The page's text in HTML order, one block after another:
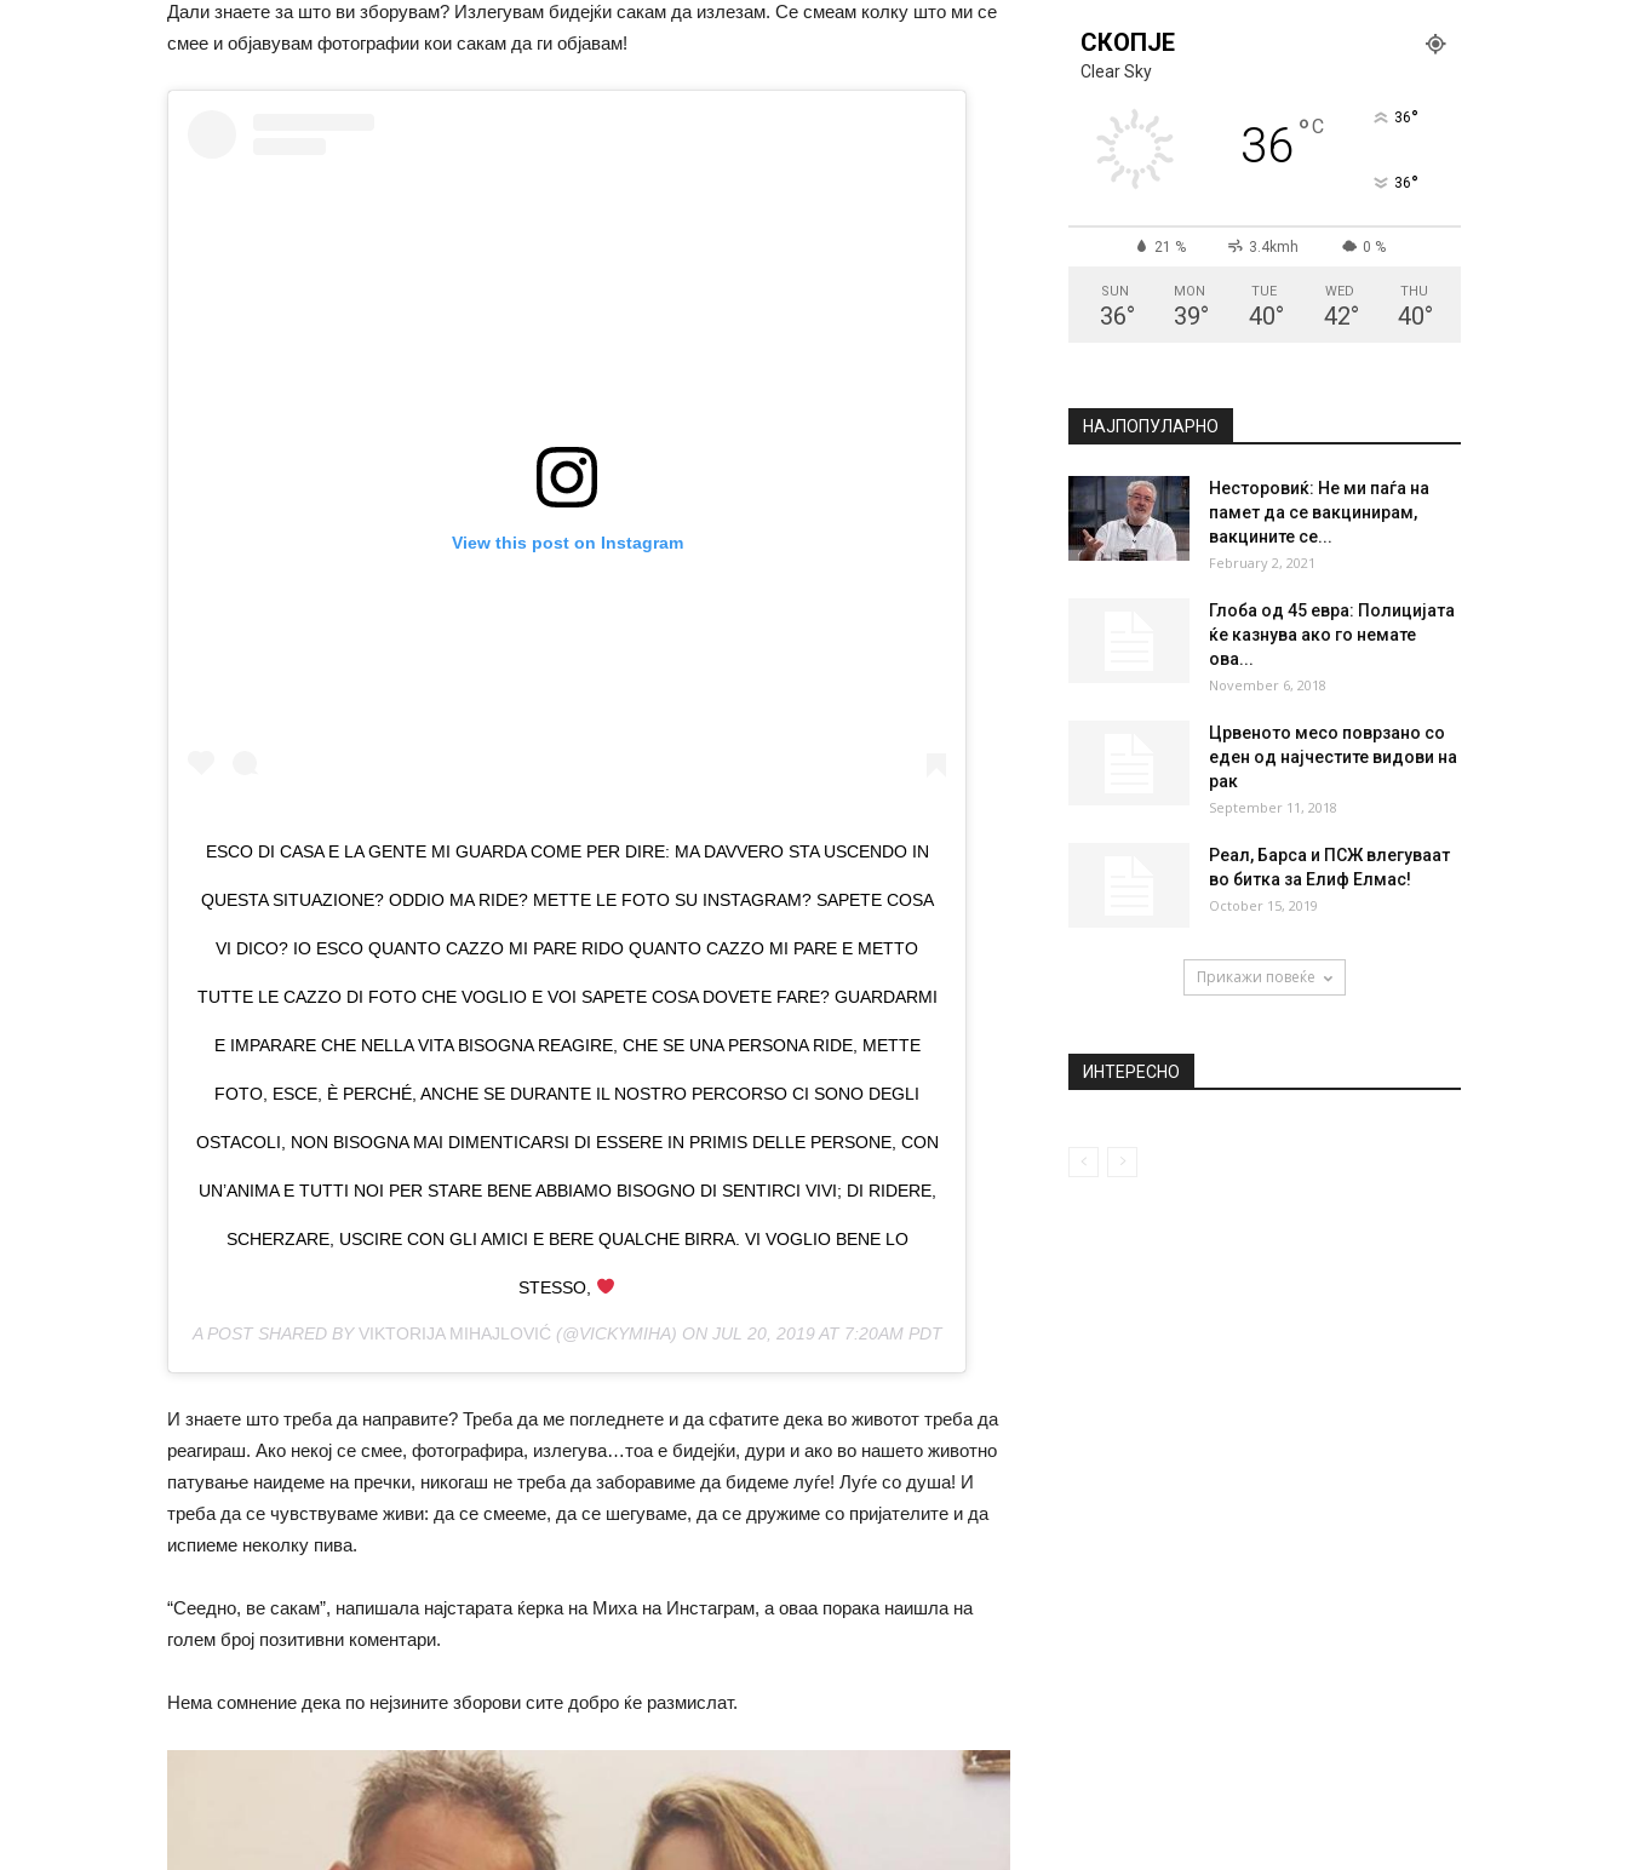
Дали знаете за што ви зборувам? Излегувам бидејќи сакам да излезам. Се смеам колку што ми се
смее и објавувам фотографии кои сакам да ги објавам!
View this post on Instagram
ESCO DI CASA E LA GENTE MI GUARDA COME PER DIRE: MA DAVVERO STA USCENDO IN
QUESTA SITUAZIONE? ODDIO MA RIDE? METTE LE FOTO SU INSTAGRAM? SAPETE COSA
VI DICO? IO ESCO QUANTO CAZZO MI PARE RIDO QUANTO CAZZO MI PARE E METTO
TUTTE LE CAZZO DI FOTO CHE VOGLIO E VOI SAPETE COSA DOVETE FARE? GUARDARMI
E IMPARARE CHE NELLA VITA BISOGNA REAGIRE, CHE SE UNA PERSONA RIDE, METTE
FOTO, ESCE, È PERCHÉ, ANCHE SE DURANTE IL NOSTRO PERCORSO CI SONO DEGLI
OSTACOLI, NON BISOGNA MAI DIMENTICARSI DI ESSERE IN PRIMIS DELLE PERSONE, CON
UN’ANIMA E TUTTI NOI PER STARE BENE ABBIAMO BISOGNO DI SENTIRCI VIVI; DI RIDERE,
SCHERZARE, USCIRE CON GLI AMICI E BERE QUALCHE BIRRA. VI VOGLIO BENE LO
STESSO,
A POST SHARED BYVIKTORIJA MIHAJLOVIĆ (@VICKYMIHA) ON JUL 20, 2019 AT 7:20AM PDT
И знаете што треба да направите? Треба да ме погледнете и да сфатите дека во животот треба да
реагираш. Ако некој се смее, фотографира, излегува…тоа е бидејќи, дури и ако во нашето животно
патување наидеме на пречки, никогаш не треба да заборавиме да бидеме луѓе! Луѓе со душа! И
треба да се чувствуваме живи: да се смееме, да се шегуваме, да се дружиме со пријателите и да
испиеме неколку пива.
“Сеедно, ве сакам”, напишала најстарата ќерка на Миха на Инстаграм, а оваа порака наишла на
голем број позитивни коментари.
Нема сомнение дека по нејзините зборови сите добро ќе размислат.
СКОПЈЕ
36
21 % 3.4kmh
TUE
40 ° 42° 40°
Несторовиќ: Не ми паѓа на
памет да се вакцинирам,
вакцините се...
February 2, 2021
Глоба од 45 евра: Полицијата
ќе казнува ако го немате
November 6, 2018
September 11, 2018